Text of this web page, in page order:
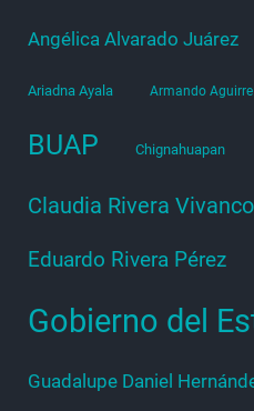
Angélica Alvarado Juárez
Ariadna Ayala Armando
BUAP Chignahuapan
Claudia Rivera Vivanco
Eduardo Rivera Pérez
Gobierno del
Guadalupe Daniel